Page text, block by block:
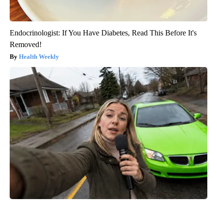
Endocrinologist: If You Have Diabetes, Read This Before It's
Removed!
Health Weekly